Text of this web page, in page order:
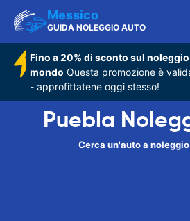
Messico
GUIDA NOLEGGIO AUTO
Fino a 20% di sconto sul
mondo Questa promozione è
- approfittatene oggi stesso!
Puebla
Cerca un'auto a